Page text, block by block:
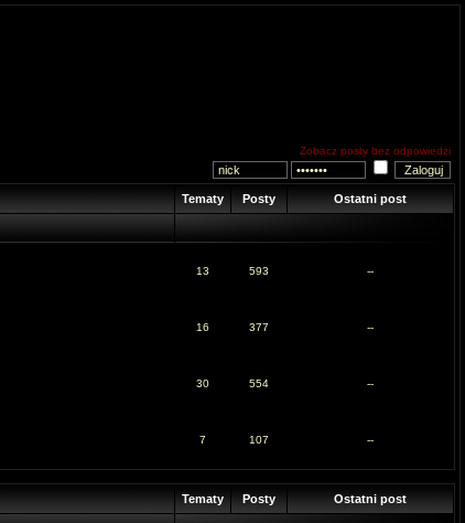
Zobacz posty bez odpowiedzi
Tematy Posty Ostatni post
13 593 --
16 377 --
30 554 --
7 107 --
Tematy Posty Ostatni post